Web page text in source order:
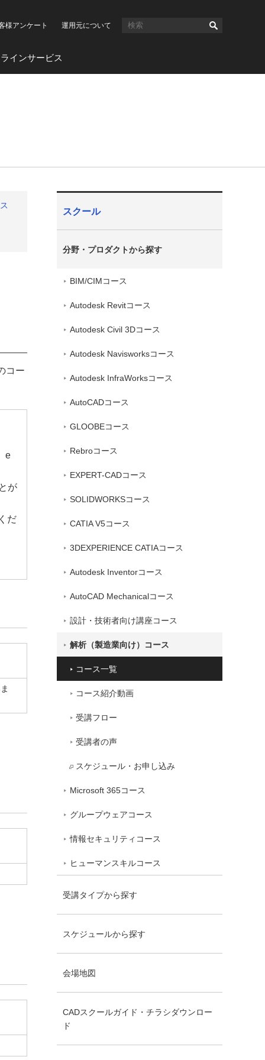
様アンケート 運用元について
インサービス
コー
e
が
だ
スクール
分野・プロダクトから探す
BIM/CIMコース
Autodesk Revitコース
Autodesk Civil 3Dコース
Autodesk Navisworksコース
Autodesk InfraWorksコース
AutoCADコース
GLOOBEコース
Rebroコース
EXPERT-CADコース
SOLIDWORKSコース
CATIA V5コース
3DEXPERIENCE CATIAコース
Autodesk Inventorコース
AutoCAD Mechanicalコース
設計・技術者向け講座コース
解析（製造業向け）コース
コース一覧
コース紹介動画
受講フロー
受講者の声
スケジュール・お申し込み
Microsoft 365コース
グループウェアコース
情報セキュリティコース
ヒューマンスキルコース
受講タイプから探す
スケジュールから探す
会場地図
CADスクールガイド・チラシダウンロー
ド